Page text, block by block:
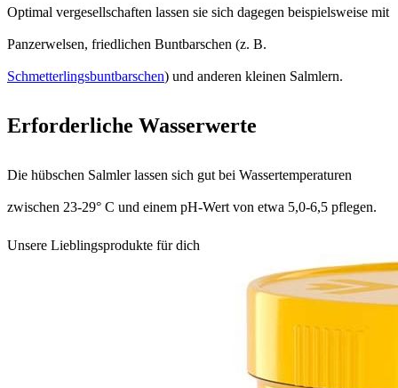
Optimal vergesellschaften lassen sie sich dagegen beispielsweise mit
Panzerwelsen, friedlichen Buntbarschen (z. B.
Schmetterlingsbuntbarschen) und anderen kleinen Salmlern.
Erforderliche Wasserwerte
Die hübschen Salmler lassen sich gut bei Wassertemperaturen
zwischen 23-29° C und einem pH-Wert von etwa 5,0-6,5 pflegen.
Unsere Lieblingsprodukte für dich